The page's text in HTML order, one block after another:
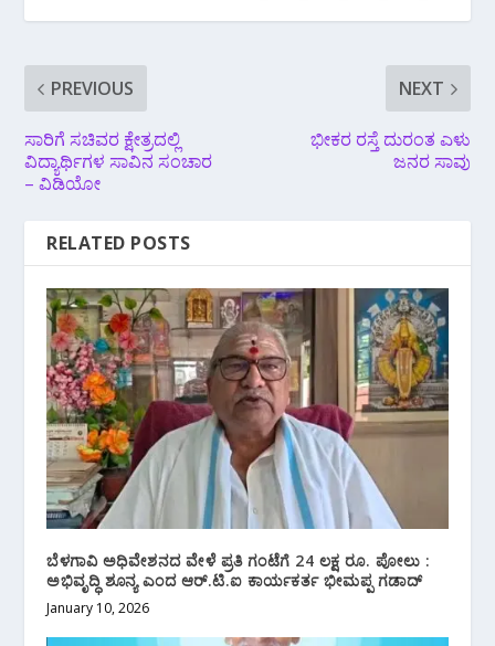
PREVIOUS
ಸಾರಿಗೆ ಸಚಿವರ ಕ್ಷೇತ್ರದಲ್ಲಿ
ವಿದ್ಯಾರ್ಥಿಗಳ ಸಾವಿನ ಸಂಚಾರ
– ವಿಡಿಯೋ
NEXT
ಭೀಕರ ರಸ್ತೆ ದುರಂತ ಎಳು
ಜನರ ಸಾವು
RELATED POSTS
ಬೆಳಗಾವಿ ಅಧಿವೇಶನದ ವೇಳೆ ಪ್ರತಿ ಗಂಟೆಗೆ 24 ಲಕ್ಷ ರೂ. ಪೋಲು :
ಅಭಿವೃದ್ಧಿ ಶೂನ್ಯ ಎಂದ ಆರ್.ಟಿ.ಐ ಕಾರ್ಯಕರ್ತ ಭೀಮಪ್ಪ ಗಡಾದ್
January 10, 2026